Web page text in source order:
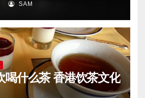
SAM
喝什么茶 香港饮茶文化